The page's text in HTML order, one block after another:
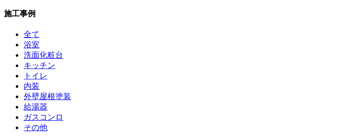
施工事例
全て
浴室
洗面化粧台
キッチン
トイレ
内装
外壁屋根塗装
給湯器
ガスコンロ
その他